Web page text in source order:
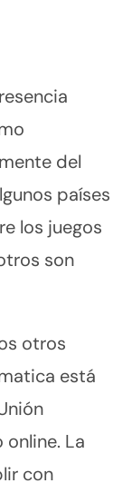
del
países
los juegos
son
otros
está
online. La
con